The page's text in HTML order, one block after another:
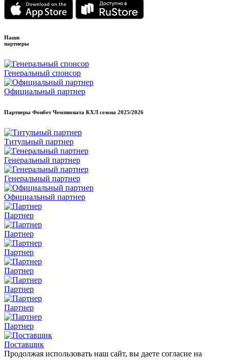
Наши
партнеры
Генеральный спонсор
Официальный партнер
Партнеры Фонбет Чемпионата КХЛ сезона 2025/2026
Титульный партнер
Генеральный партнер
Генеральный партнер
Официальный партнер
Партнер
Партнер
Партнер
Партнер
Партнер
Партнер
Партнер
Поставщик
Продолжая использовать наш сайт, вы даете согласие на